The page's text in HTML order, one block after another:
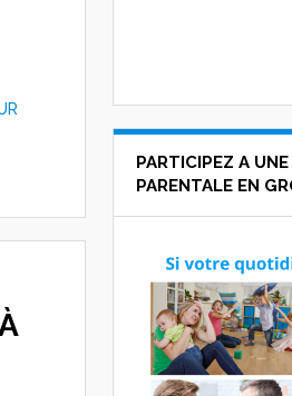
PARTICIPEZ A
PARENTALE EN